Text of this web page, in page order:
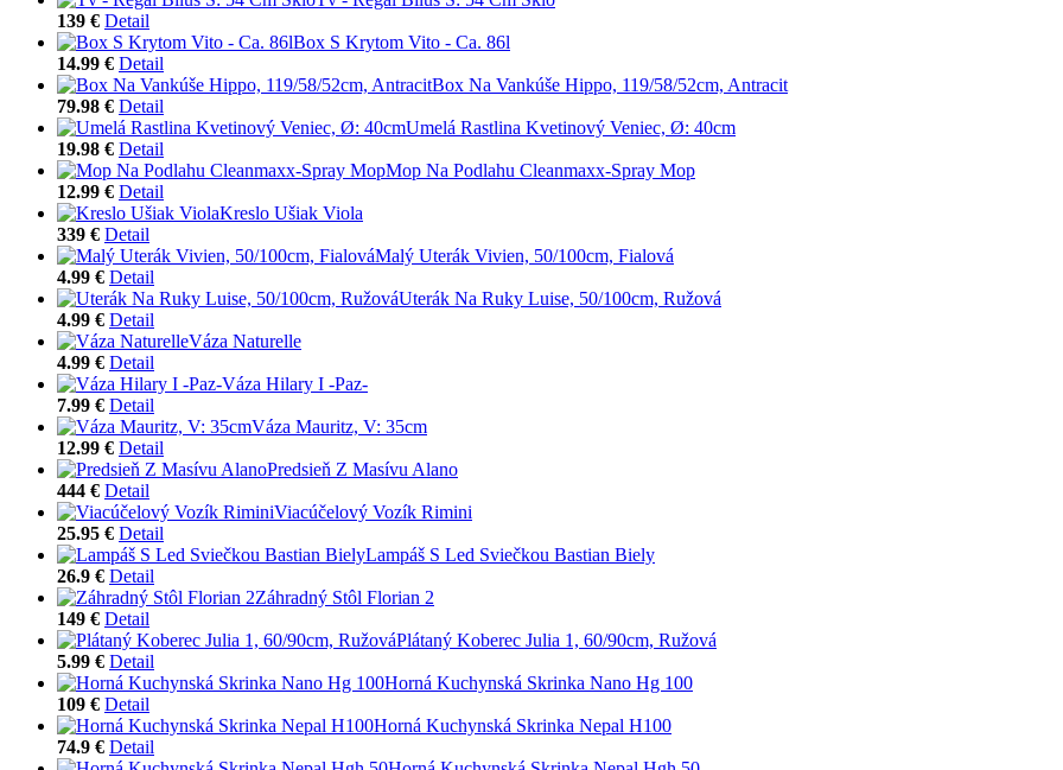
139 € Detail
Box S Krytom Vito - Ca. 86l
14.99 € Detail
Box Na Vankúše Hippo, 119/58/52cm, Antracit
79.98 € Detail
Umelá Rastlina Kvetinový Veniec, Ø: 40cm
19.98 € Detail
Mop Na Podlahu Cleanmaxx-Spray Mop
12.99 € Detail
Kreslo Ušiak Viola
339 € Detail
Malý Uterák Vivien, 50/100cm, Fialová
4.99 € Detail
Uterák Na Ruky Luise, 50/100cm, Ružová
4.99 € Detail
Váza Naturelle
4.99 € Detail
Váza Hilary I -Paz-
7.99 € Detail
Váza Mauritz, V: 35cm
12.99 € Detail
Predsieň Z Masívu Alano
444 € Detail
Viacúčelový Vozík Rimini
25.95 € Detail
Lampáš S Led Sviečkou Bastian Biely
26.9 € Detail
Záhradný Stôl Florian 2
149 € Detail
Plátaný Koberec Julia 1, 60/90cm, Ružová
5.99 € Detail
Horná Kuchynská Skrinka Nano Hg 100
109 € Detail
Horná Kuchynská Skrinka Nepal H100
74.9 € Detail